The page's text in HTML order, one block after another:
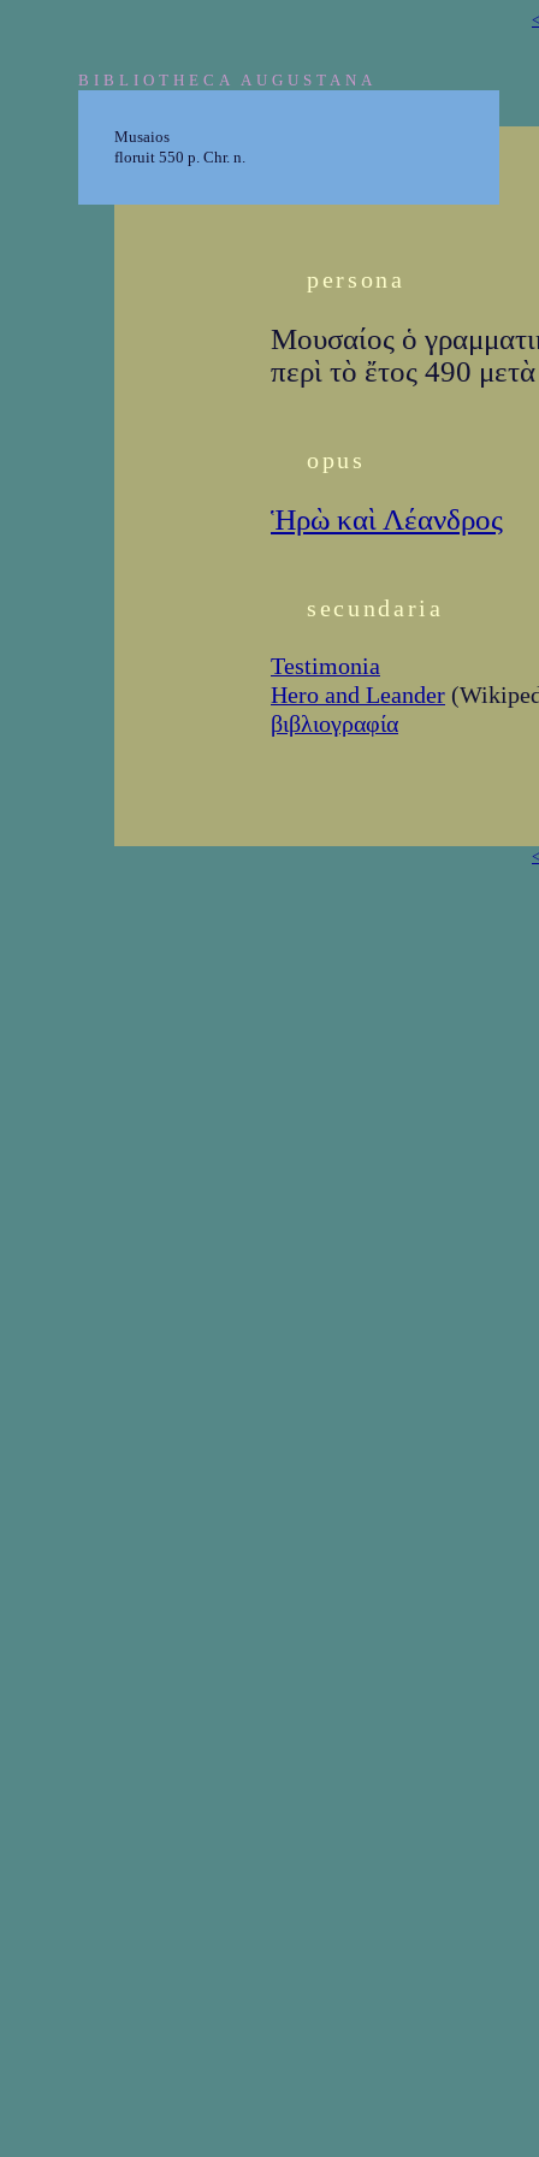
BIBLIOTHECA AUGUSTANA
Musaios
floruit 550 p. Chr. n.
persona
Μουσαίος ὁ
περὶ τὸ ἔτος 490
opus
Ἡρὼ καὶ Λέανδρος
secundaria
Testimonia
Hero and Leander
βιβλιογραφία